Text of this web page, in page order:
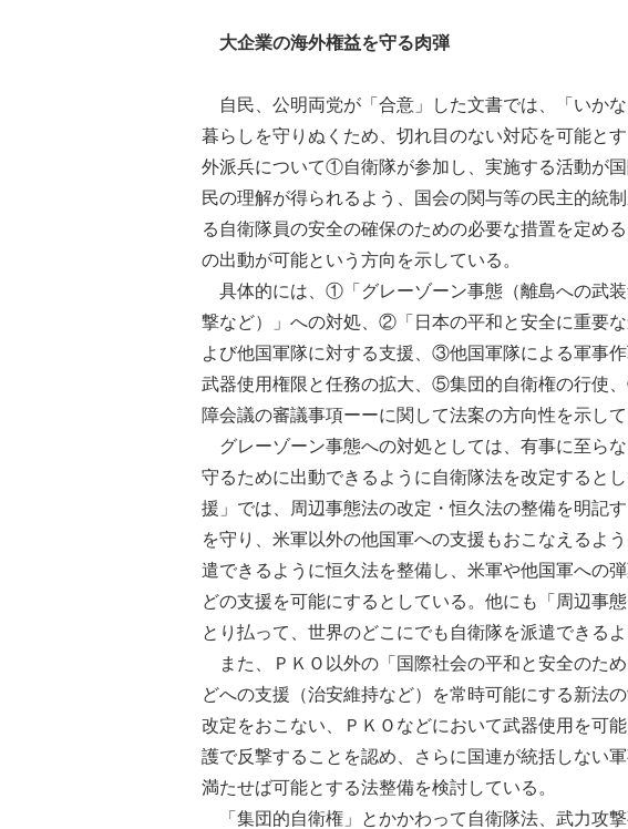
大企業の海外権益を守る肉弾
自民、公明両党が「合意」した文書では、「いか
暮らしを守りぬくため、切れ目のない対応を可能と
外派兵について①自衛隊が参加し、実施する活動が
民の理解が得られるよう、国会の関与等の民主的統
る自衛隊員の安全の確保のための必要な措置を定め
の出動が可能という方向を示している。
具体的には、①「グレーゾーン事態（離島への武
撃など）」への対処、②「日本の平和と安全に重要
よび他国軍隊に対する支援、③他国軍隊による軍事
武器使用権限と任務の拡大、⑤集団的自衛権の行使
障会議の審議事項ーーに関して法案の方向性を示して
グレーゾーン事態への対処としては、有事に至ら
守るために出動できるように自衛隊法を改定すると
援」では、周辺事態法の改定・恒久法の整備を明記
を守り、米軍以外の他国軍への支援もおこなえるよ
遣できるように恒久法を整備し、米軍や他国軍への
どの支援を可能にするとしている。他にも「周辺事
とり払って、世界のどこにでも自衛隊を派遣できる
また、ＰＫＯ以外の「国際社会の平和と安全のた
どへの支援（治安維持など）を常時可能にする新法
改定をおこない、ＰＫＯなどにおいて武器使用を可
護で反撃することを認め、さらに国連が統括しない
満たせば可能とする法整備を検討している。
「集団的自衛権」とかかわって自衛隊法、武力攻